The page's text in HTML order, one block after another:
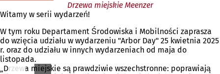
Drzewa miejskie Meenzer
Witamy w serii wydarzeń!
W tym roku Departament Środowiska i Mobilności zaprasza
do wzięcia udziału w wydarzeniu "Arbor Day" 25 kwietnia 2025
r. oraz do udziału w innych wydarzeniach od maja do
listopada.
„Drzewa miejskie są prawdziwie wszechstronne: poprawiają